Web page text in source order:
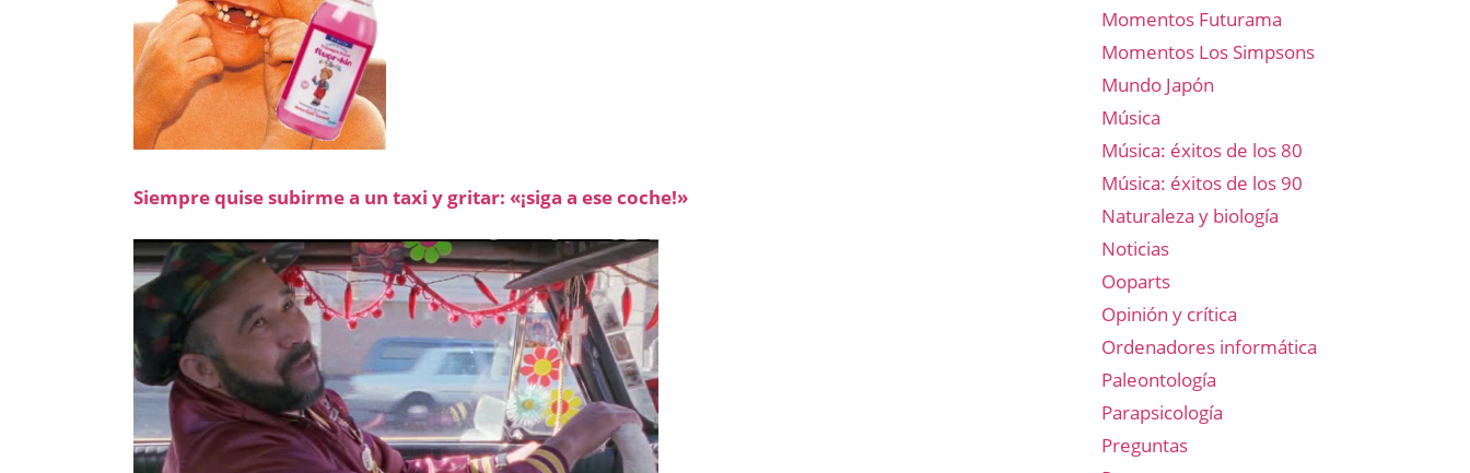
Siempre quise subirme a un taxi y gritar: «¡siga a ese coche!»
Momentos Futurama
Momentos Los Simpsons
Mundo Japón
Música
Música: éxitos de los 80
Música: éxitos de los 90
Naturaleza y biología
Noticias
Ooparts
Opinión y crítica
Ordenadores informática
Paleontología
Parapsicología
Preguntas